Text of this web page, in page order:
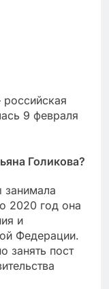
9 февраля
Голикова?
занимала
2020 год она
и
Федерации.
занять пост